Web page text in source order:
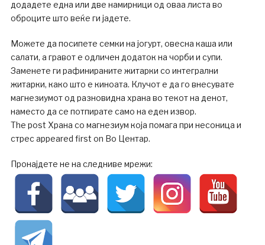
додадете една или две намирници од оваа листа во
оброците што веќе ги јадете.
Можете да посипете семки на јогурт, овесна каша или
салати, а гравот е одличен додаток на чорби и супи.
Заменете ги рафинираните житарки со интегрални
житарки, како што е киноата. Клучот е да го внесувате
магнезиумот од разновидна храна во текот на денот,
наместо да се потпирате само на еден извор.
The post Храна со магнезиум која помага при несоница и
стрес appeared first on Во Центар.
Пронајдете не на следниве мрежи: